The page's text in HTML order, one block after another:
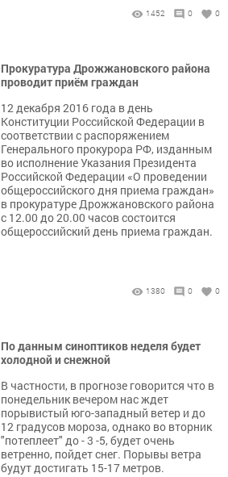
1452 0 0
Прокуратура Дрожжановского района
проводит приём граждан
12 декабря 2016 года в день
Конституции Российской Федерации в
соответствии с распоряжением
Генерального прокурора РФ, изданным
во исполнение Указания Президента
Российской Федерации «О проведении
общероссийского дня приема граждан»
в прокуратуре Дрожжановского района
с 12.00 до 20.00 часов состоится
общероссийский день приема граждан.
1380 0 0
По данным синоптиков неделя будет
холодной и снежной
В частности, в прогнозе говорится что в
понедельник вечером нас ждет
порывистый юго-западный ветер и до
12 градусов мороза, однако во вторник
"потеплеет" до - 3 -5, будет очень
ветренно, пойдет снег. Порывы ветра
будут достигать 15-17 метров.